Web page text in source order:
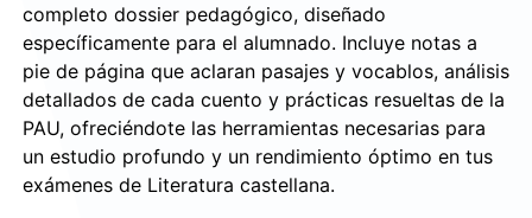
completo dossier pedagógico, diseñado
específicamente para el alumnado. Incluye notas a
pie de página que aclaran pasajes y vocablos, análisis
detallados de cada cuento y prácticas resueltas de la
PAU, ofreciéndote las herramientas necesarias para
un estudio profundo y un rendimiento óptimo en tus
exámenes de Literatura castellana.